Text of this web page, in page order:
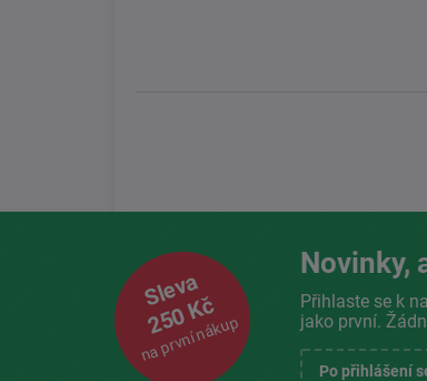
Sleva
250 Kč
na první nákup
Novinky,
Přihlaste se k
jako první.
Po přihlášení